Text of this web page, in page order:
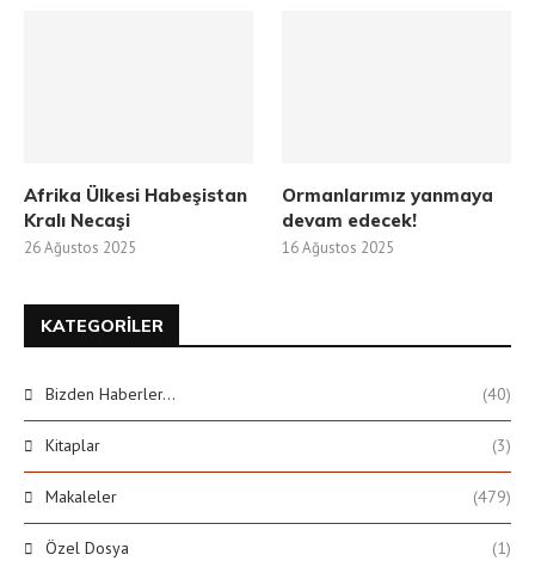
Afrika Ülkesi Habeşistan
Kralı Necaşi
26 Ağustos 2025
Ormanlarımız yanmaya
devam edecek!
16 Ağustos 2025
KATEGORILER
Bizden Haberler… (40)
Kitaplar (3)
Makaleler (479)
Özel Dosya (1)